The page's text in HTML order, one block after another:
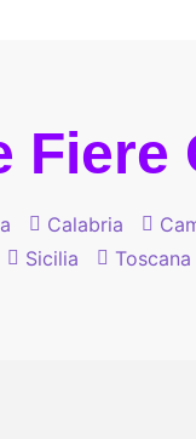
Fiere
Calabria
Sicilia Toscana